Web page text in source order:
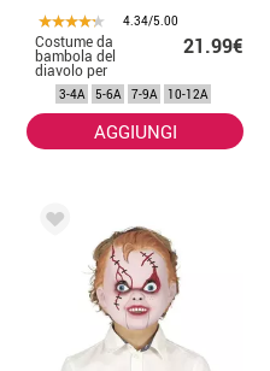
4.34/5.00
Costume da
bambola del
diavolo per
bambine
21.99€
3-4A 5-6A 7-9A 10-12A
AGGIUNGI